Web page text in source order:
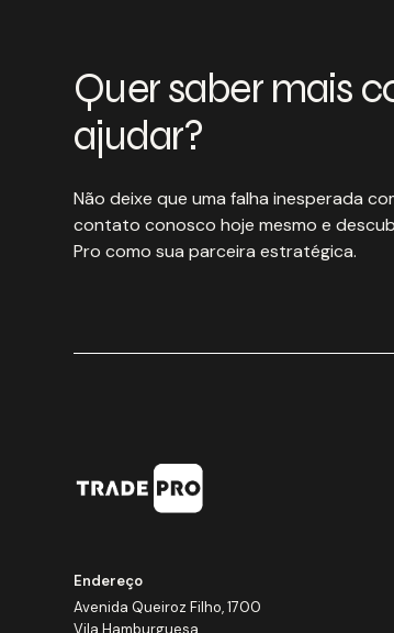
Quer saber mais
ajudar?
Não deixe que uma falha inesperada
contato conosco hoje mesmo e
Pro como sua parceira estratégica.
Endereço
Avenida Queiroz Filho, 1700